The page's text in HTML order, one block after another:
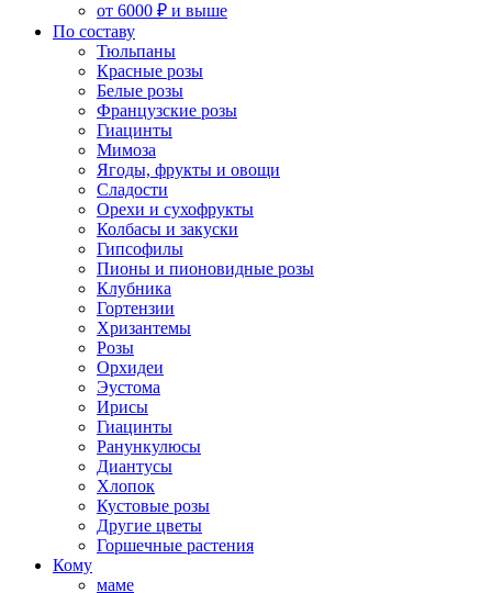
от 6000 ₽ и выше
По составу
Тюльпаны
Красные розы
Белые розы
Французские розы
Гиацинты
Мимоза
Ягоды, фрукты и овощи
Сладости
Орехи и сухофрукты
Колбасы и закуски
Гипсофилы
Пионы и пионовидные розы
Клубника
Гортензии
Хризантемы
Розы
Орхидеи
Эустома
Ирисы
Гиацинты
Ранункулюсы
Диантусы
Хлопок
Кустовые розы
Другие цветы
Горшечные растения
Кому
маме